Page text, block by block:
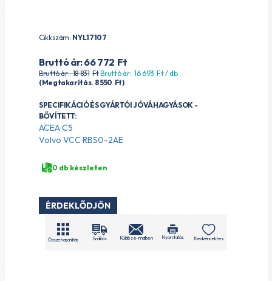
Cikkszám: NYL17107
Bruttó ár: 66 772 Ft
Bruttó ár:. 18 831 FtBruttó ár:. 16 693 Ft/ db
(Megtakarítás. 8 550 Ft)
SPECIFIKÁCIÓ ÉS GYÁRTÓI JÓVÁHAGYÁSOK -
BŐVÍTETT:
ACEA C5
Volvo VCC RBS0-2AE
0 db készleten
ÉRDEKLŐDJÖN
Összehasonlítás Szállítás Küldés e-mailben Nyomtatás Kedvencekhez